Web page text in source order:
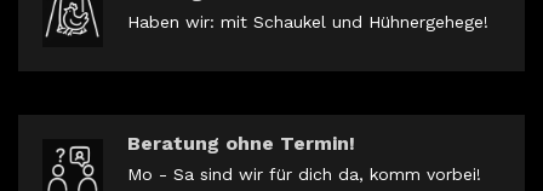
Haben wir: mit Schaukel und Hühnergehege!
Beratung ohne Termin!
Mo - Sa sind wir für dich da, komm vorbei!